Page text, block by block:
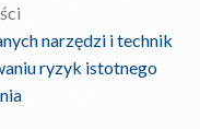
narzędzi i technik
ryzyk istotnego